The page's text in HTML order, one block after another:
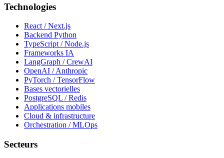
Technologies
React / Next.js
Backend Python
TypeScript / Node.js
Frameworks IA
LangGraph / CrewAI
OpenAI / Anthropic
PyTorch / TensorFlow
Bases vectorielles
PostgreSQL / Redis
Applications mobiles
Cloud & infrastructure
Orchestration / MLOps
Secteurs